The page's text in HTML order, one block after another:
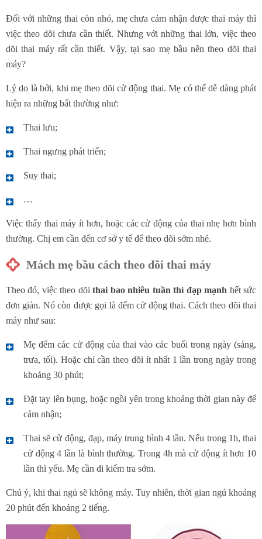
Đối với những thai còn nhỏ, mẹ chưa cảm nhận được thai máy thì
việc theo dõi chưa cần thiết. Nhưng với những thai lớn, việc theo
dõi thai máy rất cần thiết. Vậy, tại sao mẹ bầu nên theo dõi thai
máy?
Lý do là bởi, khi mẹ theo dõi cử động thai. Mẹ có thể dễ dàng phát
hiện ra những bất thường như:
Thai lưu;
Thai ngưng phát triển;
Suy thai;
…
Việc thấy thai máy ít hơn, hoặc các cử động của thai nhẹ hơn bình
thường. Chị em cần đến cơ sở y tế để theo dõi sớm nhé.
Mách mẹ bầu cách theo dõi thai máy
Theo đó, việc theo dõithai bao nhiêu tuần thì đạp mạnh hết sức
đơn giản. Nó còn được gọi là đếm cử động thai. Cách theo dõi thai
máy như sau:
Mẹ đếm các cử động của thai vào các buổi trong ngày (sáng,
trưa, tối). Hoặc chỉ cần theo dõi ít nhất 1 lần trong ngày trong
khoảng 30 phút;
Đặt tay lên bụng, hoặc ngồi yên trong khoảng thời gian này để
cảm nhận;
Thai sẽ cử động, đạp, máy trung bình 4 lần. Nếu trong 1h, thai
cử động 4 lần là bình thường. Trong 4h mà cử động ít hơn 10
lần thì yếu. Mẹ cần đi kiểm tra sớm.
Chú ý, khi thai ngủ sẽ không máy. Tuy nhiên, thời gian ngủ khoảng
20 phút đến khoảng 2 tiếng.